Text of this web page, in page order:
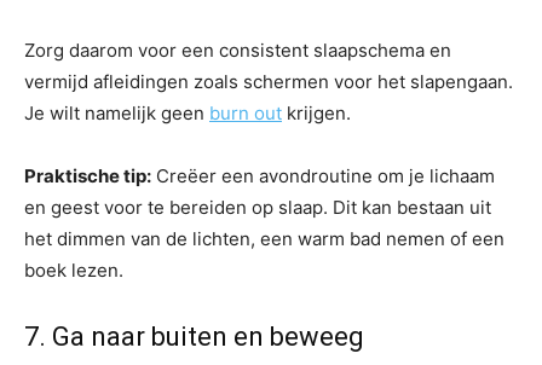
Zorg daarom voor een consistent slaapschema en
vermijd afleidingen zoals schermen voor het slapengaan.
Je wilt namelijk geen burn out krijgen.
Praktische tip: Creëer een avondroutine om je lichaam
en geest voor te bereiden op slaap. Dit kan bestaan uit
het dimmen van de lichten, een warm bad nemen of een
boek lezen.
7. Ga naar buiten en beweeg